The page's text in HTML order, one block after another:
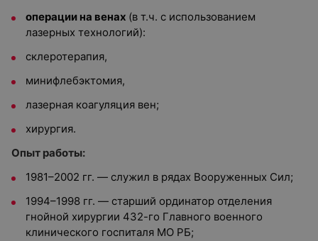
операции на венах (в т.ч. с использованием
лазерных технологий):
склеротерапия,
минифлебэктомия,
лазерная коагуляция вен;
хирургия.
Опыт работы:
1981–2002 гг. — служил в рядах Вооруженных Сил;
1994–1998 гг. — старший ординатор отделения
гнойной хирургии 432-го Главного военного
клинического госпиталя МО РБ;